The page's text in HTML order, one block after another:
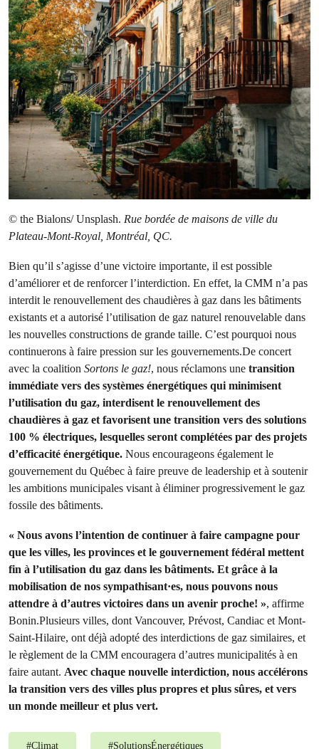
© the Bialons/ Unsplash. Rue bordée de maisons de ville du
Plateau-Mont-Royal, Montréal, QC.
Bien qu’il s’agisse d’une victoire importante, il est possible
d’améliorer et de renforcer l’interdiction. En effet, la CMM n’a pas
interdit le renouvellement des chaudières à gaz dans les bâtiments
existants et a autorisé l’utilisation de gaz naturel renouvelable dans
les nouvelles constructions de grande taille. C’est pourquoi nous
continuerons à faire pression sur les gouvernements.De concert
avec la coalition Sortons le gaz!, nous réclamons une transition
immédiate vers des systèmes énergétiques qui minimisent
l’utilisation du gaz, interdisent le renouvellement des
chaudières à gaz et favorisent une transition vers des solutions
100 % électriques, lesquelles seront complétées par des projets
d’efficacité énergétique. Nous encourageons également le
gouvernement du Québec à faire preuve de leadership et à soutenir
les ambitions municipales visant à éliminer progressivement le gaz
fossile des bâtiments.
« Nous avons l’intention de continuer à faire campagne pour
que les villes, les provinces et le gouvernement fédéral mettent
fin à l’utilisation du gaz dans les bâtiments. Et grâce à la
mobilisation de nos sympathisant·es, nous pouvons nous
attendre à d’autres victoires dans un avenir proche! », affirme
Bonin.Plusieurs villes, dont Vancouver, Prévost, Candiac et Mont-
Saint-Hilaire, ont déjà adopté des interdictions de gaz similaires, et
le règlement de la CMM encouragera d’autres municipalités à en
faire autant. Avec chaque nouvelle interdiction, nous accélérons
la transition vers des villes plus propres et plus sûres, et vers
un monde meilleur et plus vert.
#Climat #SolutionsÉnergétiques